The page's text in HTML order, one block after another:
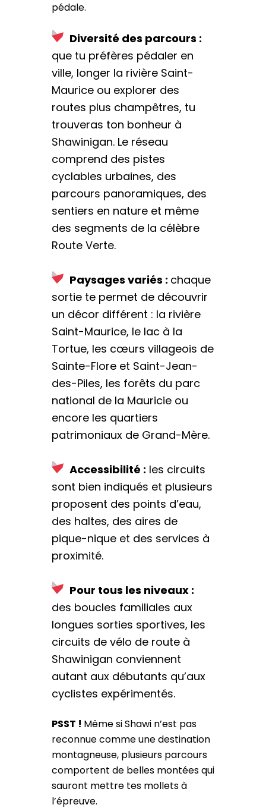
pédale.
Diversité des parcours :
que tu préfères pédaler en
ville, longer la rivière Saint-
Maurice ou explorer des
routes plus champêtres, tu
trouveras ton bonheur à
Shawinigan. Le réseau
comprend des pistes
cyclables urbaines, des
parcours panoramiques, des
sentiers en nature et même
des segments de la célèbre
Route Verte.
Paysages variés : chaque
sortie te permet de découvrir
un décor différent : la rivière
Saint-Maurice, le lac à la
Tortue, les cœurs villageois de
Sainte-Flore et Saint-Jean-
des-Piles, les forêts du parc
national de la Mauricie ou
encore les quartiers
patrimoniaux de Grand-Mère.
Accessibilité : les circuits
sont bien indiqués et plusieurs
proposent des points d’eau,
des haltes, des aires de
pique-nique et des services à
proximité.
Pour tous les niveaux :
des boucles familiales aux
longues sorties sportives, les
circuits de vélo de route à
Shawinigan conviennent
autant aux débutants qu’aux
cyclistes expérimentés.
PSST ! Même si Shawi n’est pas
reconnue comme une destination
montagneuse, plusieurs parcours
comportent de belles montées qui
sauront mettre tes mollets à
l’épreuve.